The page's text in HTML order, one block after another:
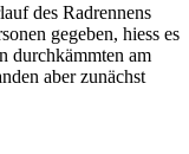
des Radrennens
gegeben, hiess es
durchkämmten am
aber zunächst